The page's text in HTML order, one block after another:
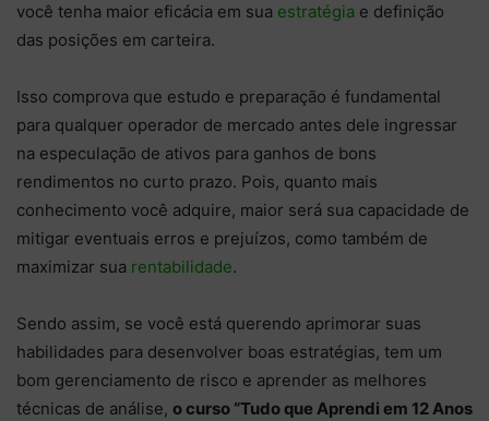
você tenha maior eficácia em sua estratégia e definição
das posições em carteira.
Isso comprova que estudo e preparação é fundamental
para qualquer operador de mercado antes dele ingressar
na especulação de ativos para ganhos de bons
rendimentos no curto prazo. Pois, quanto mais
conhecimento você adquire, maior será sua capacidade de
mitigar eventuais erros e prejuízos, como também de
maximizar sua rentabilidade.
Sendo assim, se você está querendo aprimorar suas
habilidades para desenvolver boas estratégias, tem um
bom gerenciamento de risco e aprender as melhores
técnicas de análise, o curso “Tudo que Aprendi em 12 Anos